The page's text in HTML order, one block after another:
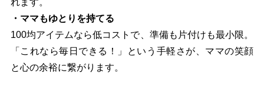
・ママもゆとりを持てる
100均アイテムなら低コストで、準備も片付けも最小限。
「これなら毎日できる！」という手軽さが、ママの笑顔
と心の余裕に繋がります。